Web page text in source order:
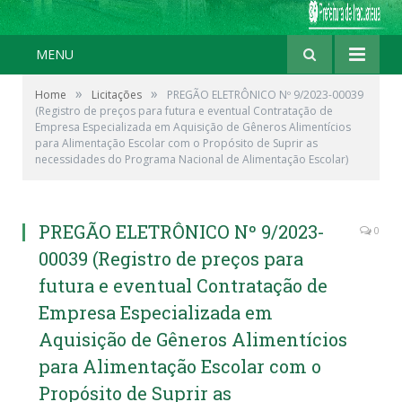
MENU
Home » Licitações »
PREGÃO ELETRÔNICO Nº 9/2023-00039
(Registro de preços para futura e eventual Contratação de
Empresa Especializada em Aquisição de Gêneros Alimentícios
para Alimentação Escolar com o Propósito de Suprir as
necessidades do Programa Nacional de Alimentação Escolar)
PREGÃO ELETRÔNICO Nº 9/2023-
00039 (Registro de preços para
futura e eventual Contratação de
Empresa Especializada em
Aquisição de Gêneros Alimentícios
para Alimentação Escolar com o
Propósito de Suprir as
0